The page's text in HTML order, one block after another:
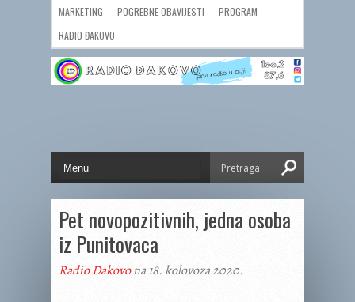
MARKETING POGREBNE OBAVIJESTI
PROGRAM
RADIO ĐAKOVO
Pet novopozitivnih, jedna osoba
iz Punitovaca
Radio Đakovona 18. kolovoza 2020.